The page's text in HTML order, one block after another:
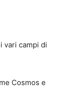
vari campi di
Cosmos e